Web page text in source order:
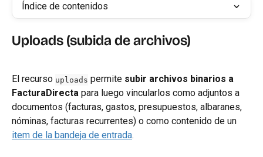
Índice de contenidos
Uploads (subida de archivos)
El recurso uploads permite subir archivos binarios a
FacturaDirecta para luego vincularlos como adjuntos a
documentos (facturas, gastos, presupuestos, albaranes,
nóminas, facturas recurrentes) o como contenido de un
item de la bandeja de entrada.